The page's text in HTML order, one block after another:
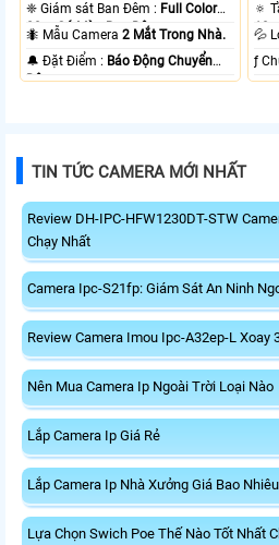
❈ Giám sát Ban Đêm : Full Color
20m Có Màu Ban Ðêm.
🐜 Mẫu Camera2 Mắt Trong Nhà.
️🔔 Đặt Điểm : Báo Động Chuyển
Động.
TIN TỨC CAMERA MỚI NHẤT
Review DH-IPC-HFW1230DT-STW
Chạy Nhất
Camera Ipc-S21fp: Giám Sát An Ninh
Review Camera Imou Ipc-A32ep-L Xoay
Nên Mua Camera Ip Ngoài Trời Loại Nào
Lắp Camera Ip Giá Rẻ
Lắp Camera Ip Nhà Xưởng Giá Bao Nhiêu
Lựa Chọn Swich Poe Thế Nào Tốt Nhất